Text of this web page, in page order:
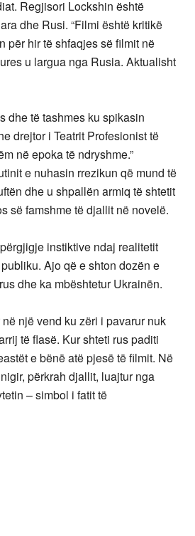
Regjisori Lockshin është
dhe Rusi. “Filmi është kritikë
për hir të shfaqjes së filmit në
u largua nga Rusia. Aktualisht
dhe të tashmes ku spikasin
drejtor i Teatrit Profesionist të
në epoka të ndryshme.”
e nuhasin rrezikun që mund të
dhe u shpallën armiq të shtetit
së famshme të djallit në novelë.
instiktive ndaj realitetit
Ajo që e shton dozën e
dhe ka mbështetur Ukrainën.
një vend ku zëri i pavarur nuk
të flasë. Kur shteti rus paditi
e bënë atë pjesë të filmit. Në
përkrah djallit, luajtur nga
– simbol i fatit të